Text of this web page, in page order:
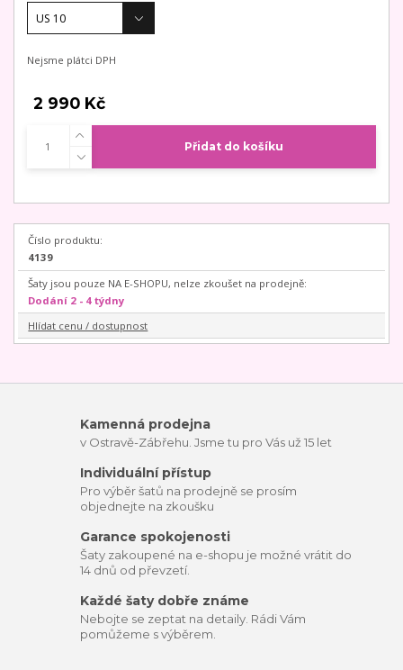
Nejsme plátci DPH
2 990 Kč
Přidat do košíku
Číslo produktu:
4139
Šaty jsou pouze NA E-SHOPU, nelze zkoušet na prodejně:
Dodání 2 - 4 týdny
Hlídat cenu / dostupnost
Kamenná prodejna
v Ostravě-Zábřehu. Jsme tu pro Vás už 15 let
Individuální přístup
Pro výběr šatů na prodejně se prosím
objednejte na zkoušku
Garance spokojenosti
Šaty zakoupené na e-shopu je možné vrátit do
14 dnů od převzetí.
Každé šaty dobře známe
Nebojte se zeptat na detaily. Rádi Vám
pomůžeme s výběrem.